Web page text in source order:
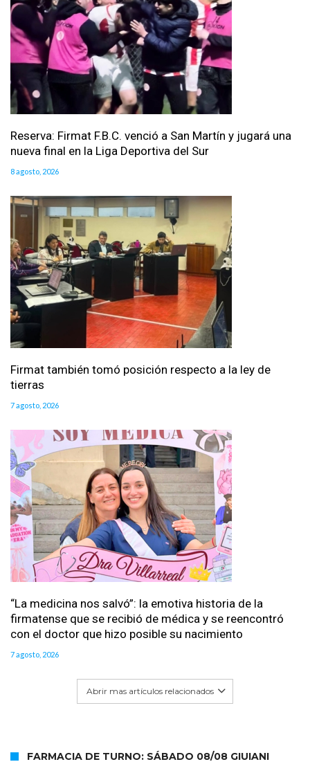
Reserva: Firmat F.B.C. venció a San Martín y jugará una
nueva final en la Liga Deportiva del Sur
8 agosto, 2026
Firmat también tomó posición respecto a la ley de
tierras
7 agosto, 2026
“La medicina nos salvó”: la emotiva historia de la
firmatense que se recibió de médica y se reencontró
con el doctor que hizo posible su nacimiento
7 agosto, 2026
Abrir mas artículos relacionados
FARMACIA DE TURNO: SÁBADO 08/08 GIUIANI